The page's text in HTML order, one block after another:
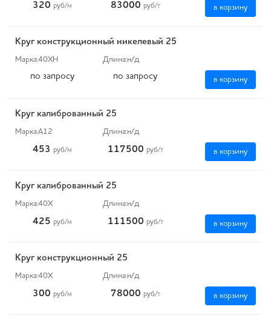
320 руб/м 83000 руб/т в корзину
Круг конструкционный никелевый 25
Марка:40ХН Длина:н/д
по запросу по запросу в корзину
Круг калиброванный 25
Марка:А12 Длина:н/д
453 руб/м 117500 руб/т в корзину
Круг калиброванный 25
Марка:40Х Длина:н/д
425 руб/м 111500 руб/т в корзину
Круг конструкционный 25
Марка:40Х Длина:н/д
300 руб/м 78000 руб/т в корзину